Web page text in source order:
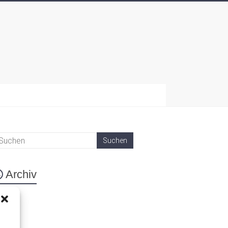
Archiv